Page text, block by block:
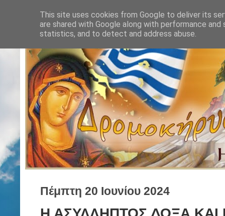
Πέμπτη 20 Ιουνίου 2024
This site uses cookies from Google to deliver its
are shared with Google along with performance
statistics, and to detect and address abuse.